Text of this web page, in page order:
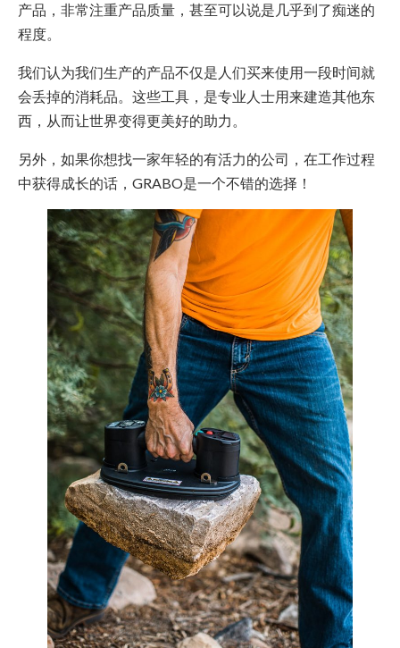
产品，非常注重产品质量，甚至可以说是几乎到了痴迷的
程度。
我们认为我们生产的产品不仅是人们买来使用一段时间就
会丢掉的消耗品。这些工具，是专业人士用来建造其他东
西，从而让世界变得更美好的助力。
另外，如果你想找一家年轻的有活力的公司，在工作过程
中获得成长的话，GRABO是一个不错的选择！